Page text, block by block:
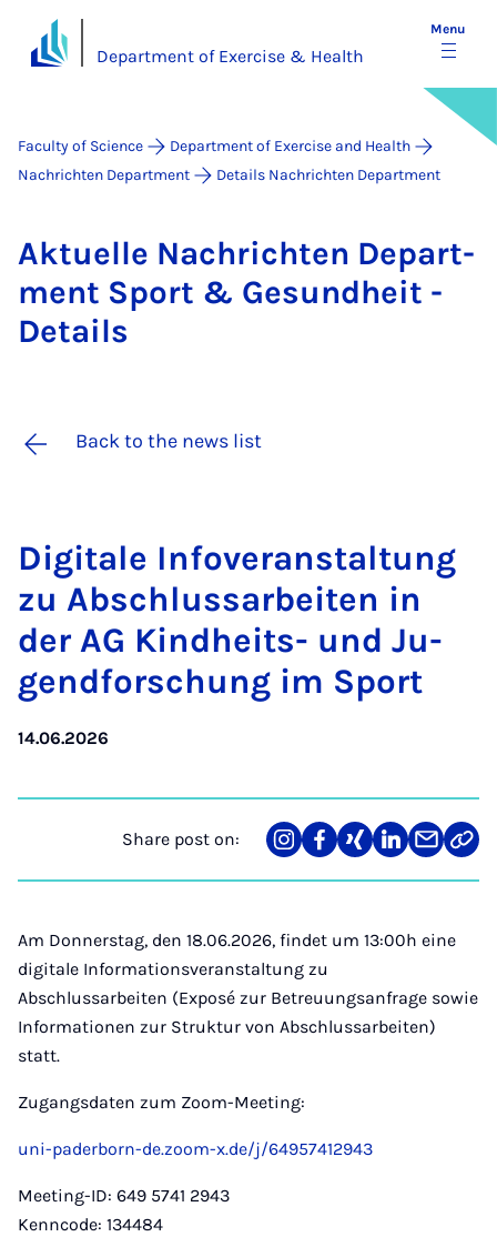
Department of Exercise & Health
Menu
Faculty of Science
Department of Exercise and Health
Nachrichten Department
Details Nachrichten Department
Ak­tuelle Na­chricht­en De­part­
ment Sport & Ge­sund­heit -
De­tails
Back to the news list
Di­gitale In­fover­an­stal­tung
zu Ab­schlus­sarbeiten in
der AG Kind­heits- und Ju­
gend­forschung im Sport
14.06.2026
Share post on:
Share
on
Teilen
auf
Teilen
auf
Teilen
auf
Teilen
über
Mail
Link
Am Donnerstag, den 18.06.2026, findet um 13:00h eine
digitale Informationsveranstaltung zu
Abschlussarbeiten (Exposé zur Betreuungsanfrage sowie
Informationen zur Struktur von Abschlussarbeiten)
statt.
Zugangsdaten zum Zoom-Meeting:
uni-paderborn-de.zoom-x.de/j/64957412943
Meeting-ID: 649 5741 2943
Kenncode: 134484